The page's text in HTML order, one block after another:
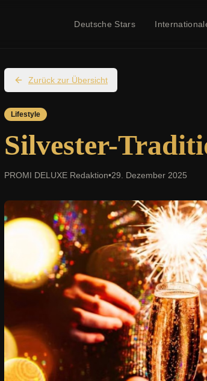
Deutsche Stars
Zurück zur Übersicht
Lifestyle
Silvester-
PROMI DELUXE Redaktion•29. Dezember 2025